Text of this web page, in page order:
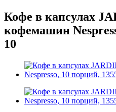
Кофе в капсулах
кофемашин
10